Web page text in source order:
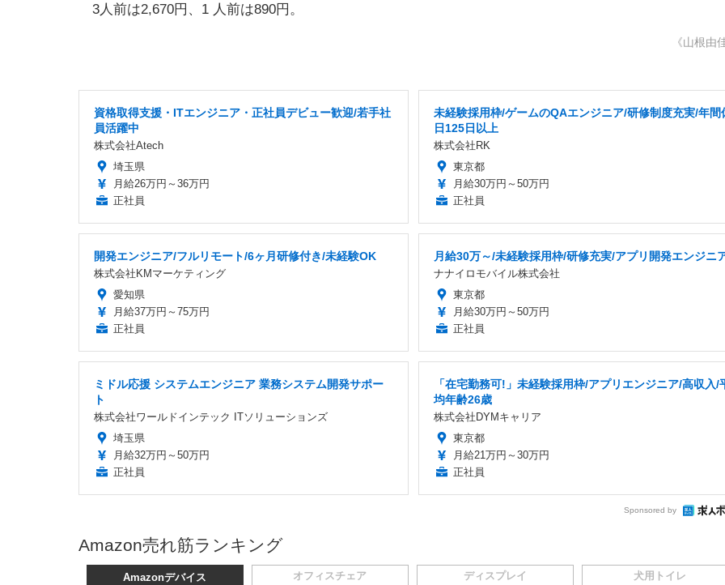
3人前は2,670円、1 人前は890円。
《山根由
資格取得支援・ITエンジニア・正社員デビュー歓迎/若手社
員活躍中
株式会社Atech
埼玉県
月給26万円～36万円
正社員
未経験採用枠/ゲームのQAエンジニア/研修制度充実/年間
日125日以上
株式会社RK
東京都
月給30万円～50万円
正社員
開発エンジニア/フルリモート/6ヶ月研修付き/未経験OK
株式会社KMマーケティング
愛知県
月給37万円～75万円
正社員
月給30万～/未経験採用枠/研修充実/アプリ開発エンジニ
ナナイロモバイル株式会社
東京都
月給30万円～50万円
正社員
ミドル応援 システムエンジニア 業務システム開発サポー
ト
株式会社ワールドインテック ITソリューションズ
埼玉県
月給32万円～50万円
正社員
「在宅勤務可!」未経験採用枠/アプリエンジニア/高収入/
均年齢26歳
株式会社DYMキャリア
東京都
月給21万円～30万円
正社員
Sponsored by
Amazon売れ筋ランキング
Amazonデバイス オフィスチェア ディスプレイ 犬用トイレ